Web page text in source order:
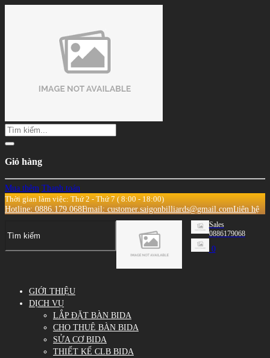
Giỏ hàng
Mua thêm Thanh toán
Thời gian làm việc: Thứ 2 - Thứ 7 ( 8:00 - 18:00)
Hotline: 0886.179.068Email: customer.saigonbilliards@gmail.comLiên hệ
Sales
0886179068
0
GIỚI THIỆU
DỊCH VỤ
LẮP ĐẶT BÀN BIDA
CHO THUÊ BÀN BIDA
SỬA CƠ BIDA
THIẾT KẾ CLB BIDA